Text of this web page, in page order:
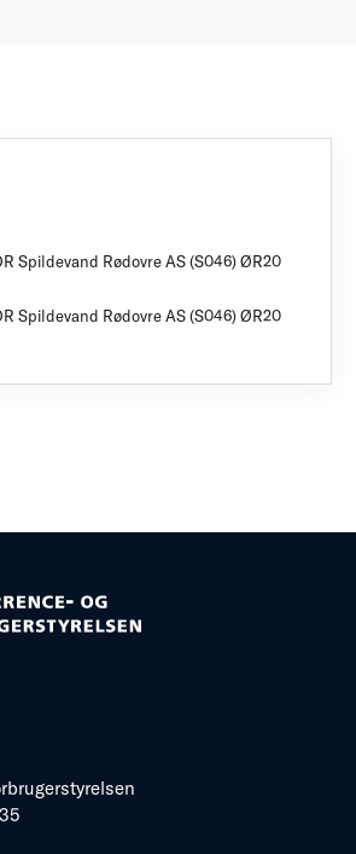
Spildevand Rødovre AS (S046) ØR20
Spildevand Rødovre AS (S046) ØR20